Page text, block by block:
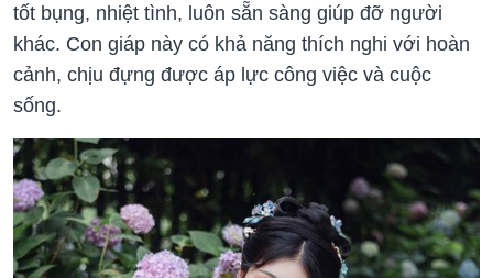
tốt bụng, nhiệt tình, luôn sẵn sàng giúp đỡ người
khác. Con giáp này có khả năng thích nghi với hoàn
cảnh, chịu đựng được áp lực công việc và cuộc
sống.